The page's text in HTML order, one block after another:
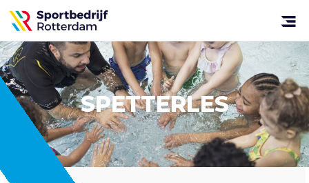
Open
menu
Sportbedrijf
Rotterdam
SPETTERLES